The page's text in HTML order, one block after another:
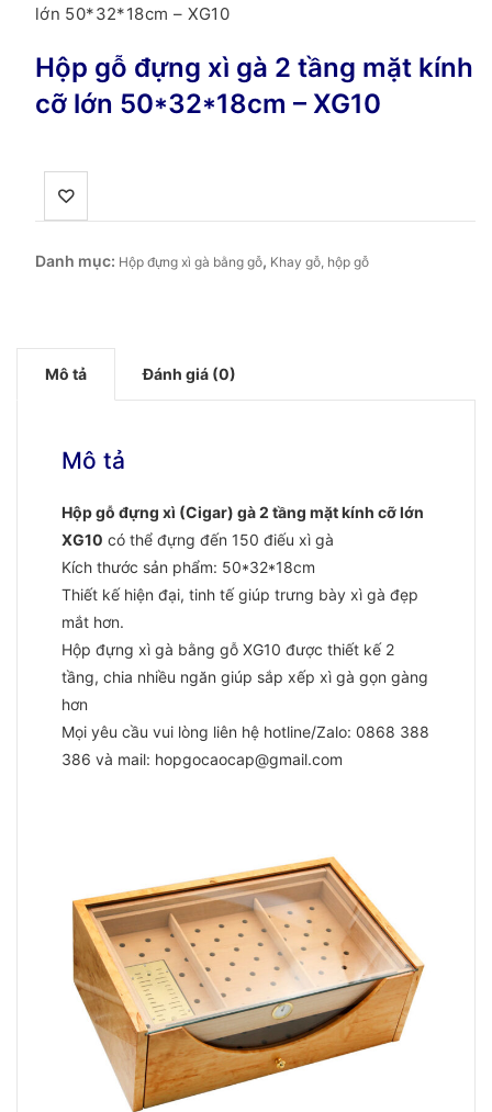
lớn 50*32*18cm – XG10
Hộp gỗ đựng xì gà 2 tầng mặt kính
cỡ lớn 50*32*18cm – XG10
Danh mục: Hộp đựng xì gà bằng gỗ, Khay gỗ, hộp gỗ
Mô tả Đánh giá (0)
Mô tả
Hộp gỗ đựng xì (Cigar) gà 2 tầng mặt kính cỡ lớn
XG10 có thể đựng đến 150 điếu xì gà
Kích thước sản phẩm: 50*32*18cm
Thiết kế hiện đại, tinh tế giúp trưng bày xì gà đẹp
mắt hơn.
Hộp đựng xì gà bằng gỗ XG10 được thiết kế 2
tầng, chia nhiều ngăn giúp sắp xếp xì gà gọn gàng
hơn
Mọi yêu cầu vui lòng liên hệ hotline/Zalo: 0868 388
386 và mail: hopgocaocap@gmail.com